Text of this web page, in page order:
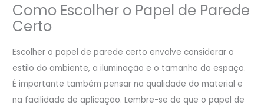
Como Escolher o Papel de Parede
Certo
Escolher o papel de parede certo envolve considerar o
estilo do ambiente, a iluminação e o tamanho do espaço.
É importante também pensar na qualidade do material e
na facilidade de aplicação. Lembre-se de que o papel de